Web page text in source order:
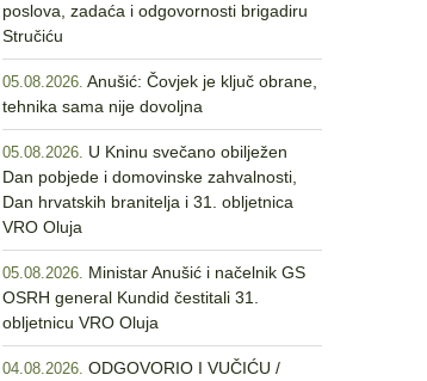
poslova, zadaća i odgovornosti brigadiru
Stručiću
05.08.2026. Anušić: Čovjek je ključ obrane,
tehnika sama nije dovoljna
05.08.2026. U Kninu svečano obilježen
Dan pobjede i domovinske zahvalnosti,
Dan hrvatskih branitelja i 31. obljetnica
VRO Oluja
05.08.2026. Ministar Anušić i načelnik GS
OSRH general Kundid čestitali 31.
obljetnicu VRO Oluja
04.08.2026. ODGOVORIO I VUČIĆU /